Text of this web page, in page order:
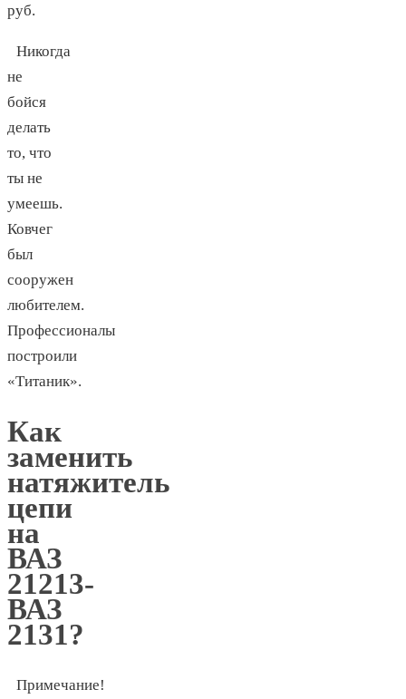
руб.
Никогда
не
бойся
делать
то, что
ты не
умеешь.
Ковчег
был
сооружен
любителем.
Профессионалы
построили
«Титаник».
Как
заменить
натяжитель
цепи
на
ВАЗ
21213-
ВАЗ
2131?
Примечание!